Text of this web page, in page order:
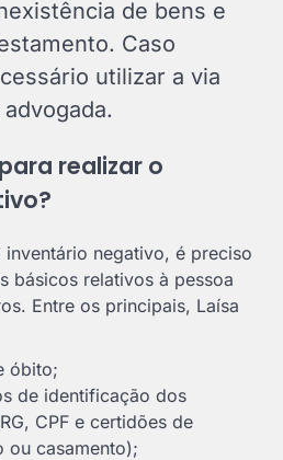
de bens e
Caso
utilizar a via
realizar o
inventário negativo, é preciso
básicos relativos à pessoa
Entre os principais, Laísa
óbito;
de identificação dos
CPF e certidões de
ou casamento);